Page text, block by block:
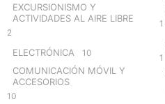
EXCURSIONISMO Y
ACTIVIDADES AL AIRE LIBRE
2
ELECTRÓNICA 10
COMUNICACIÓN MÓVIL Y
ACCESORIOS
10
1
1